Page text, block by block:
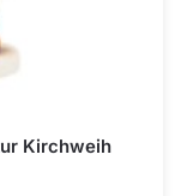
Kirchweih